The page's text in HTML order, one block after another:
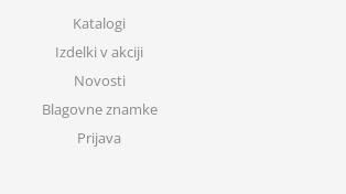
Katalogi
Izdelki v akciji
Novosti
Blagovne znamke
Prijava